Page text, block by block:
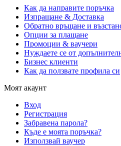
Как да направите поръчка
Изпращане & Доставка
Обратно връщане и
Опции за плащане
Промоции & ваучери
Нуждаете се от
Бизнес клиенти
Как да ползвате профила си
Моят акаунт
Вход
Регистрация
Забравена парола?
Къде е моята поръчка?
Използвай ваучер